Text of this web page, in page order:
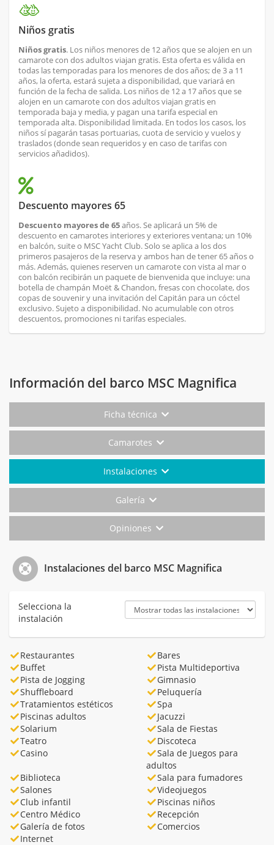
Niños gratis
Niños gratis. Los niños menores de 12 años que se alojen en un
camarote con dos adultos viajan gratis. Esta oferta es válida en
todas las temporadas para los menores de dos años; de 3 a 11
años, la oferta, estará sujeta a disponibilidad, que variará en
función de la fecha de salida. Los niños de 12 a 17 años que se
alojen en un camarote con dos adultos viajan gratis en
temporada baja y media, y pagan una tarifa especial en
temporada alta. Disponibilidad limitada. En todos los casos, los
niños sí pagarán tasas portuarias, cuota de servicio y vuelos y
traslados (donde sean requeridos y en caso de tarifas con
servicios añadidos).
Descuento mayores 65
Descuento mayores de 65años. Se aplicará un 5% de
descuento en camarotes interiores y exteriores ventana; un 10%
en balcón, suite o MSC Yacht Club. Solo se aplica a los dos
primeros pasajeros de la reserva y ambos han de tener 65 años o
más. Además, quienes reserven un camarote con vista al mar o
con balcón recibirán un paquete de bienvenida que incluye: una
botella de champán Moët & Chandon, fresas con chocolate, dos
copas de souvenir y una invitación del Capitán para un cóctel
exclusivo. Sujeto a disponibilidad. No acumulable con otros
descuentos, promociones ni tarifas especiales.
Información del barco MSC Magnifica
Ficha técnica
Camarotes
Instalaciones
Galería
Opiniones
Instalaciones del barco MSC Magnifica
Selecciona la
instalación
Restaurantes
Bares
Buffet
Pista Multideportiva
Pista de Jogging
Gimnasio
Shuffleboard
Peluquería
Tratamientos estéticos
Spa
Piscinas adultos
Jacuzzi
Solarium
Sala de Fiestas
Teatro
Discoteca
Casino
Sala de Juegos para
adultos
Biblioteca
Sala para fumadores
Salones
Videojuegos
Club infantil
Piscinas niños
Centro Médico
Recepción
Galería de fotos
Comercios
Internet